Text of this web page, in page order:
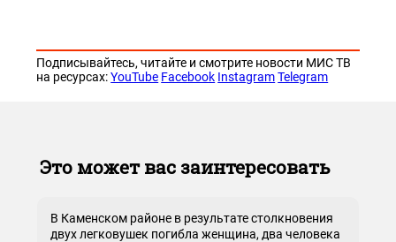
Подписывайтесь, читайте и смотрите новости МИС ТВ
на ресурсах:YouTube Facebook Instagram Telegram
Это может вас заинтересовать
В Каменском районе в результате столкновения
двух легковушек погибла женщина, два человека